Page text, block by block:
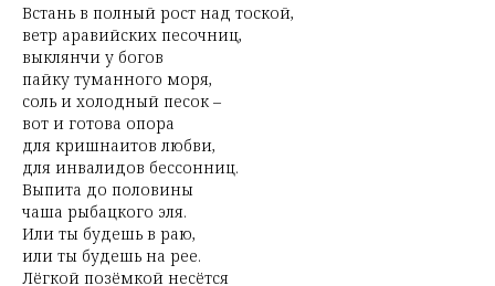
Встань в полный рост над тоской,
ветр аравийских песочниц,
выклянчи у богов
пайку туманного моря,
соль и холодный песок –
вот и готова опора
для кришнаитов любви,
для инвалидов бессонниц.
Выпита до половины
чаша рыбацкого эля.
Или ты будешь в раю,
или ты будешь на рее.
Лёгкой позёмкой несётся